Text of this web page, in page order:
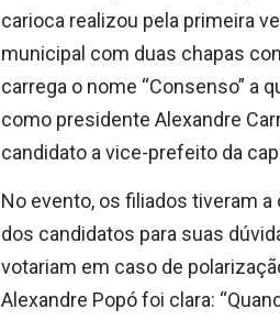
carioca realizou pela primeira
municipal com duas chapas
carrega o nome “Consenso” a
como presidente Alexandre
candidato a vice-prefeito da
No evento, os filiados tiveram
dos candidatos para suas
votariam em caso de
Alexandre Popó foi clara: